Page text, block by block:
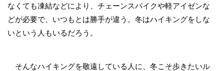
なくても凍結などにより、チェーンスパイクや軽アイゼンな
どが必要で、いつもとは勝手が違う。冬はハイキングをしな
いという人もいるだろう。
そんなハイキングを敬遠している人に、冬こそ歩きたいル